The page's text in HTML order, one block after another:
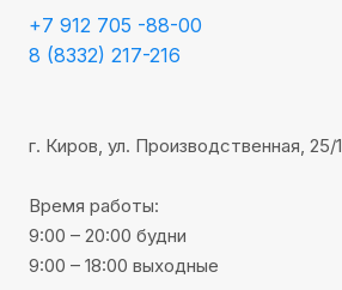
+7 912 705 -88-00
8 (8332) 217-216
г. Киров, ул. Производственная, 25/1
Время работы:
9:00 – 20:00 будни
9:00 – 18:00 выходные